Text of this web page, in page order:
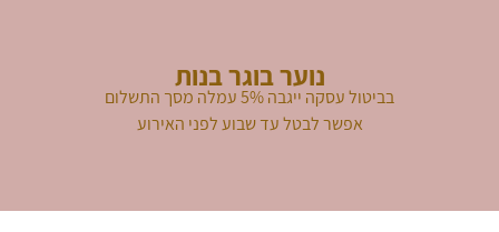
נוער בוגר בנות
בביטול עסקה ייגבה 5% עמלה מסך התשלום
אפשר לבטל עד שבוע לפני האירוע